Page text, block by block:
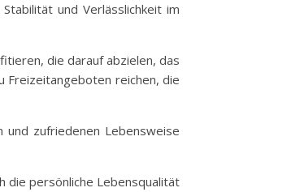
und Verlässlichkeit im
die darauf abzielen, das
Freizeitangeboten reichen, die
zufriedenen Lebensweise
die persönliche Lebensqualität